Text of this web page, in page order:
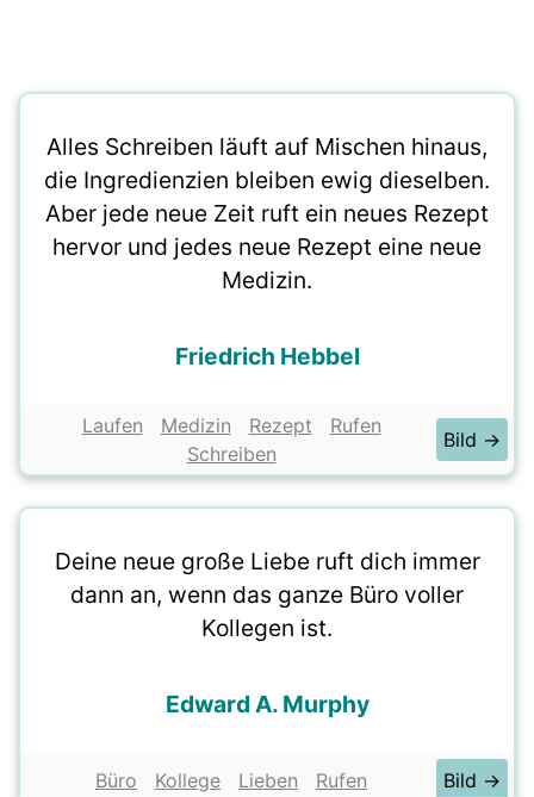
Alles Schreiben läuft auf Mischen hinaus,
die Ingredienzien bleiben ewig dieselben.
Aber jede neue Zeit ruft ein neues Rezept
hervor und jedes neue Rezept eine neue
Medizin.
Friedrich Hebbel
Laufen Medizin Rezept
Rufen
Schreiben
Bild →
Deine neue große Liebe ruft dich immer
dann an, wenn das ganze Büro voller
Kollegen ist.
Edward A. Murphy
Büro Kollege Lieben Rufen Bild →